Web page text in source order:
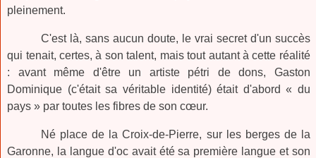
pleinement.
C'est là, sans aucun doute, le vrai secret d'un succès
qui tenait, certes, à son talent, mais tout autant à cette réalité
: avant même d'être un artiste pétri de dons, Gaston
Dominique (c'était sa véritable identité) était d'abord « du
pays » par toutes les fibres de son cœur.
Né place de la Croix-de-Pierre, sur les berges de la
Garonne, la langue d'oc avait été sa première langue et son